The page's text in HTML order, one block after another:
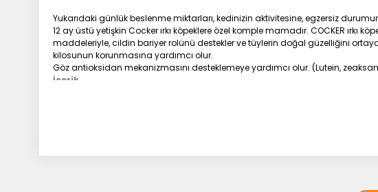
Yukarıdaki günlük beslenme miktarları, kedinizin aktivitesine, egzersiz
12 ay üstü yetişkin Cocker ırkı köpeklere özel komple mamadır. COCKER
maddeleriyle, cildin bariyer rolünü destekler ve tüylerin doğal güzelliğini ortaya
kilosunun korunmasına yardımcı olur.
Göz antioksidan mekanizmasını desteklemeye yardımcı olur. (Lutein,
İçerik
Vitamin A: 30900 Iu